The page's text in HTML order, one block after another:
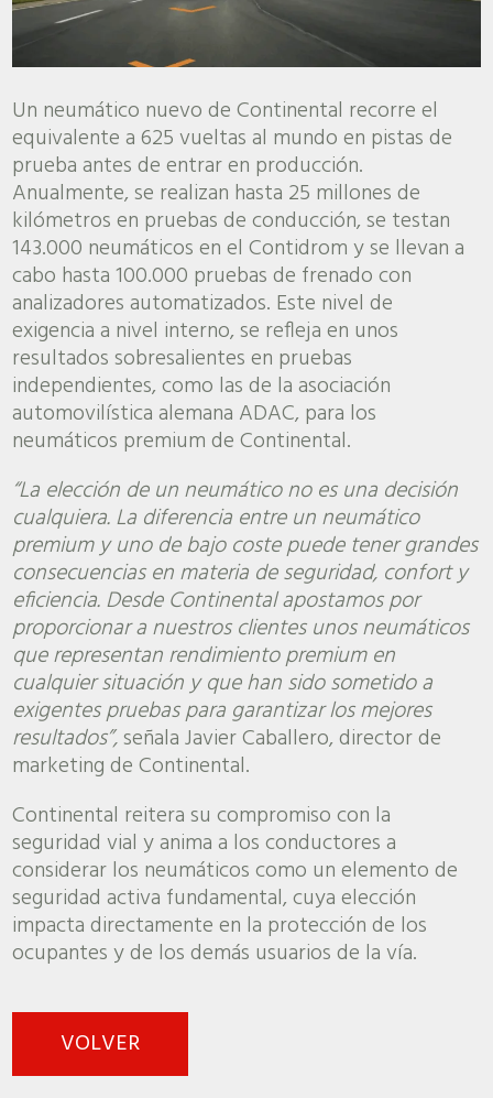
Un neumático nuevo de Continental recorre el
equivalente a 625 vueltas al mundo en pistas de
prueba antes de entrar en producción.
Anualmente, se realizan hasta 25 millones de
kilómetros en pruebas de conducción, se testan
143.000 neumáticos en el Contidrom y se llevan a
cabo hasta 100.000 pruebas de frenado con
analizadores automatizados. Este nivel de
exigencia a nivel interno, se refleja en unos
resultados sobresalientes en pruebas
independientes, como las de la asociación
automovilística alemana ADAC, para los
neumáticos premium de Continental.
“La elección de un neumático no es una decisión
cualquiera. La diferencia entre un neumático
premium y uno de bajo coste puede tener grandes
consecuencias en materia de seguridad, confort y
eficiencia. Desde Continental apostamos por
proporcionar a nuestros clientes unos neumáticos
que representan rendimiento premium en
cualquier situación y que han sido sometido a
exigentes pruebas para garantizar los mejores
resultados”,señala Javier Caballero, director de
marketing de Continental.
Continental reitera su compromiso con la
seguridad vial y anima a los conductores a
considerar los neumáticos como un elemento de
seguridad activa fundamental, cuya elección
impacta directamente en la protección de los
ocupantes y de los demás usuarios de la vía.
VOLVER